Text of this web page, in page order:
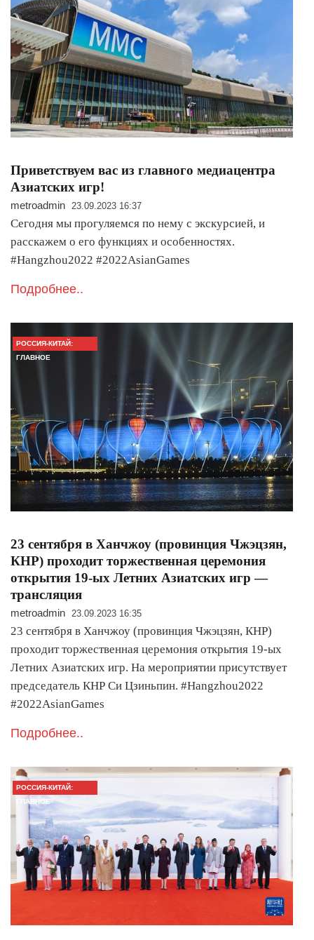
Приветствуем вас из главного медиацентра
Азиатских игр!
metroadmin 23.09.2023 16:37
Сегодня мы прогуляемся по нему с экскурсией, и
расскажем о его функциях и особенностях.
#Hangzhou2022 #2022AsianGames
Подробнее..
РОССИЯ-КИТАЙ:
ГЛАВНОЕ
23 сентября в Ханчжоу (провинция Чжэцзян,
КНР) проходит торжественная церемония
открытия 19-ых Летних Азиатских игр —
трансляция
metroadmin 23.09.2023 16:35
23 сентября в Ханчжоу (провинция Чжэцзян, КНР)
проходит торжественная церемония открытия 19-ых
Летних Азиатских игр. На мероприятии присутствует
председатель КНР Си Цзиньпин. #Hangzhou2022
#2022AsianGames
Подробнее..
РОССИЯ-КИТАЙ:
ГЛАВНОЕ